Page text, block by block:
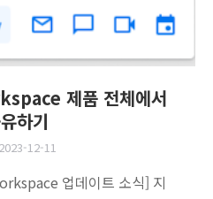
제품 전체에서
하기
2023-12-11
업데이트 소식] 지